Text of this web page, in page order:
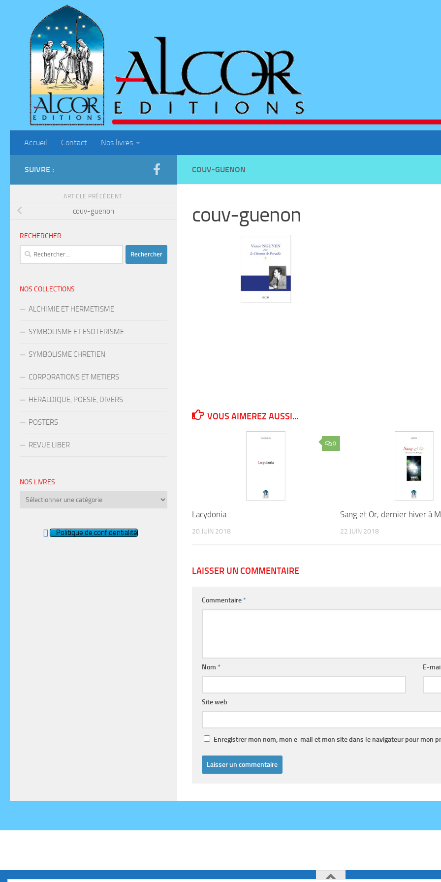
Skip to content
Accueil Contact Nos livres
COUV-GUENON
couv-guenon
VOUS AIMEREZ AUSSI...
0
Lacydonia
20 JUIN 2018
Sang et Or, dernier hiver à
22 JUIN 2018
LAISSER UN COMMENTAIRE
Commentaire*
Nom * E-
Site web
Enregistrer mon nom, mon e-mail et mon site dans le navigateur pour mon
SUIVRE :
ARTICLE PRÉCÉDENT
couv-guenon
RECHERCHER
Rechercher :
NOS COLLECTIONS
ALCHIMIE ET HERMETISME
SYMBOLISME ET ESOTERISME
SYMBOLISME CHRETIEN
CORPORATIONS ET METIERS
HERALDIQUE, POESIE, DIVERS
POSTERS
REVUE LIBER
NOS LIVRES
Nos
Politique de confidentialité